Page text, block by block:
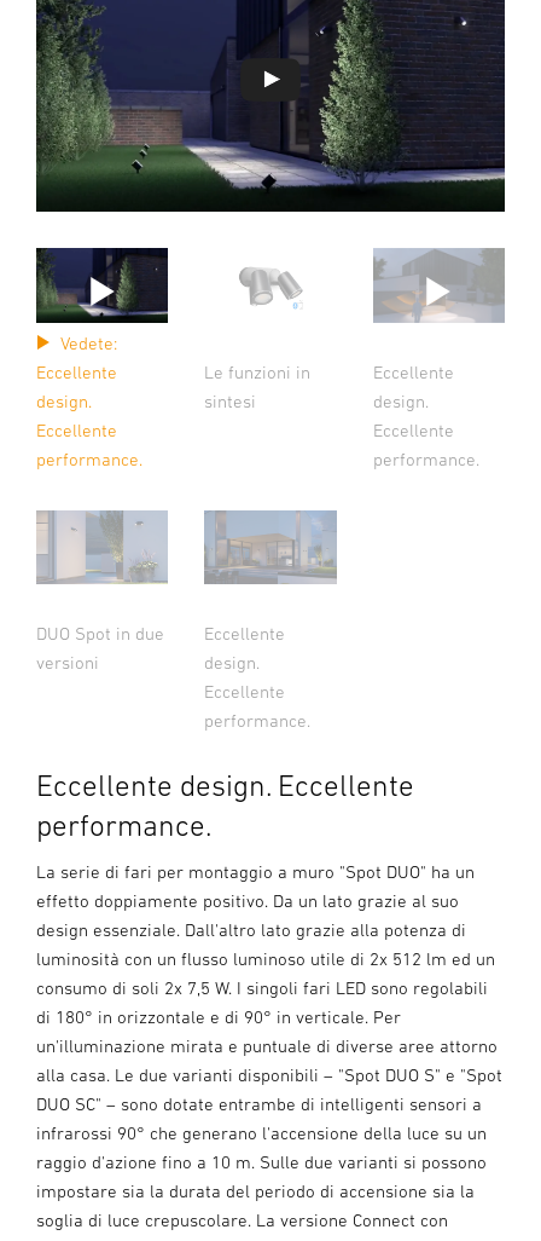
Vedete:
Eccellente
design.
Eccellente
performance.
Le funzioni in
sintesi
Eccellente
design.
Eccellente
performance.
DUO Spot in due
versioni
Eccellente
design.
Eccellente
performance.
Eccellente design. Eccellente
performance.
La serie di fari per montaggio a muro "Spot DUO" ha un
effetto doppiamente positivo. Da un lato grazie al suo
design essenziale. Dall'altro lato grazie alla potenza di
luminosità con un flusso luminoso utile di 2x 512 lm ed un
consumo di soli 2x 7,5 W. I singoli fari LED sono regolabili
di 180° in orizzontale e di 90° in verticale. Per
un'illuminazione mirata e puntuale di diverse aree attorno
alla casa. Le due varianti disponibili – "Spot DUO S" e "Spot
DUO SC" – sono dotate entrambe di intelligenti sensori a
infrarossi 90° che generano l'accensione della luce su un
raggio d'azione fino a 10 m. Sulle due varianti si possono
impostare sia la durata del periodo di accensione sia la
soglia di luce crepuscolare. La versione Connect con